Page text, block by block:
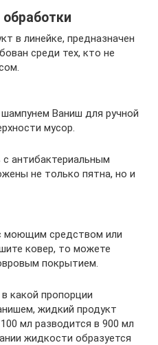
в линейке, предназначен
среди тех, кто не
Ваниш для ручной
мусор.
антибактериальным
не только пятна, но и
моющим средством или
ковер, то можете
покрытием.
какой пропорции
жидкий продукт
мл разводится в 900 мл
жидкости образуется